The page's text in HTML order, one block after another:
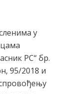
у
РС“ бр.
95/2018 и